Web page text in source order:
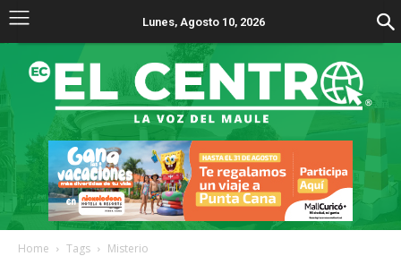
Lunes, Agosto 10, 2026
Home Tags Misterio